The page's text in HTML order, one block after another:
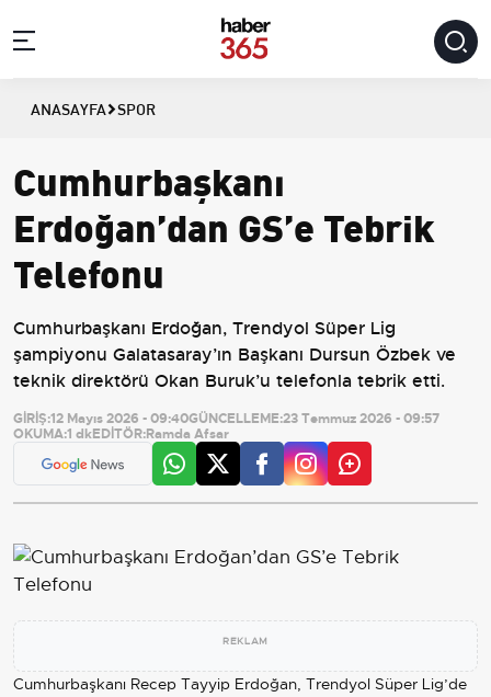
ANASAYFA SPOR
Cumhurbaşkanı
Erdoğan’dan GS’e Tebrik
Telefonu
Cumhurbaşkanı Erdoğan, Trendyol Süper Lig
şampiyonu Galatasaray’ın Başkanı Dursun Özbek ve
teknik direktörü Okan Buruk’u telefonla tebrik etti.
GİRİŞ:12 Mayıs 2026 - 09:40GÜNCELLEME:23 Temmuz 2026 - 09:57
OKUMA:1 dkEDİTÖR:Ramda Afsar
REKLAM
Cumhurbaşkanı Recep Tayyip Erdoğan, Trendyol Süper Lig’de